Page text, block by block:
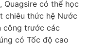
Quagsire có thể học
chiêu thức hệ Nước
công trước các
có Tốc độ cao